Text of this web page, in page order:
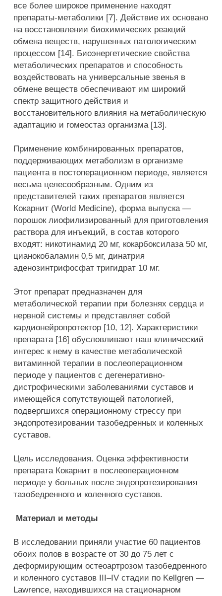
все более широкое применение находят
препараты-метаболики [7]. Действие их основано
на восстановлении биохимических реакций
обмена веществ, нарушенных патологическим
процессом [14]. Биоэнергетические свойства
метаболических препаратов и способность
воздействовать на универсальные звенья в
обмене веществ обеспечивают им широкий
спектр защитного действия и
восстановительного влияния на метаболическую
адаптацию и гомеостаз организма [13].
Применение комбинированных препаратов,
поддерживающих метаболизм в организме
пациента в постоперационном периоде, является
весьма целесообразным. Одним из
представителей таких препаратов является
Кокарнит (World Medicine), форма выпуска —
порошок лиофилизированный для приготовления
раствора для инъекций, в состав которого
входят: никотинамид 20 мг, кокарбоксилаза 50 мг,
цианокобаламин 0,5 мг, динатрия
аденозинтрифосфат тригидрат 10 мг.
Этот препарат предназначен для
метаболической терапии при болезнях сердца и
нервной системы и представляет собой
кардионейропротектор [10, 12]. Характеристики
препарата [16] обусловливают наш клинический
интерес к нему в качестве метаболической
витаминной терапии в послеоперационном
периоде у пациентов с дегенеративно-
дистрофическими заболеваниями суставов и
имеющейся сопутствующей патологией,
подвергшихся операционному стрессу при
эндопротезировании тазобедренных и коленных
суставов.
Цель исследования. Оценка эффективности
препарата Кокарнит в послеоперационном
периоде у больных после эндопротезирования
тазобедренного и коленного суставов.
Материал и методы
В исследовании приняли участие 60 пациентов
обоих полов в возрасте от 30 до 75 лет с
деформирующим остеоартрозом тазобедренного
и коленного суставов III–IV стадии по Kellgren —
Lawrence, находившихся на стационарном